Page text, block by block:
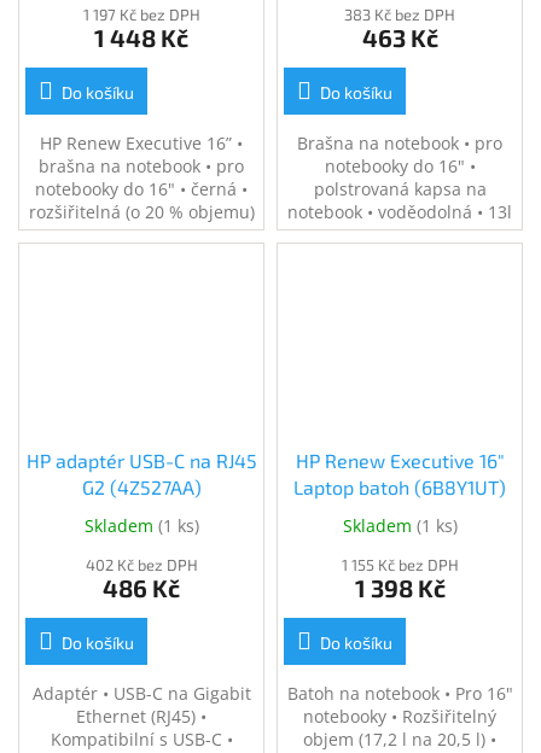
1 197 Kč bez DPH
1 448 Kč
Do košíku
HP Renew Executive 16” •
brašna na notebook • pro
notebooky do 16" • černá •
rozšiřitelná (o 20 % objemu)
• z recyklovaných materiálů
383 Kč bez DPH
463 Kč
Do košíku
Brašna na notebook • pro
notebooky do 16" •
polstrovaná kapsa na
notebook • voděodolná • 13l
objem • recyklované
HP adaptér USB-C na RJ45
G2 (4Z527AA)
Skladem (1 ks)
402 Kč bez DPH
486 Kč
Do košíku
Adaptér • USB-C na Gigabit
Ethernet (RJ45) •
Kompatibilní s USB-C •
HP Renew Executive 16"
Laptop batoh (6B8Y1UT)
Skladem (1 ks)
1 155 Kč bez DPH
1 398 Kč
Do košíku
Batoh na notebook • Pro 16"
notebooky • Rozšiřitelný
objem (17,2 l na 20,5 l) •